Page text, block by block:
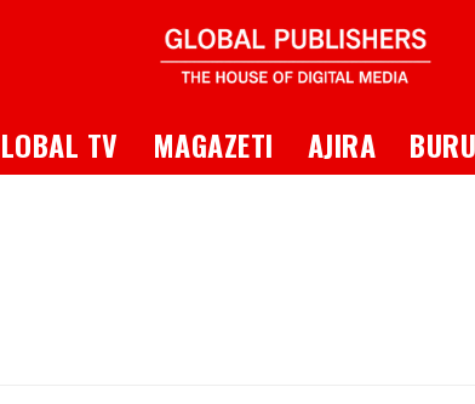
Dropdown
TV MAGAZETI AJIRA